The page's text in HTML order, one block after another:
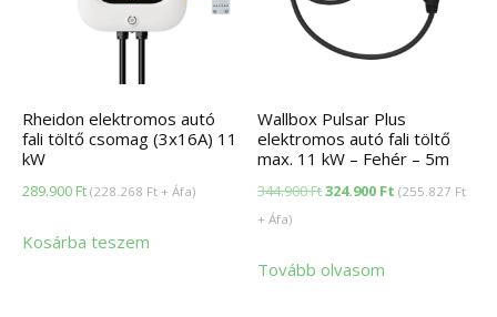
Rheidon elektromos autó
fali töltő csomag (3x16A) 11
kW
289.900 Ft (228.268 Ft + Áfa)
Kosárba teszem
Wallbox Pulsar Plus
elektromos autó fali töltő
max. 11 kW – Fehér – 5m
344.900FtOriginal
344.900 Ft.
324.900 Ft Current
(255.827 Ft
+ Áfa)
Tovább olvasom